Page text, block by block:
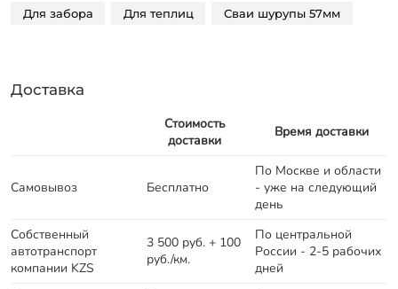
Для забора Для теплиц Сваи шурупы 57мм
Доставка
Стоимость
доставки
Время доставки
Самовывоз Бесплатно
По Москве и области
- уже на следующий
день
Собственный
автотранспорт
компании KZS
3 500 руб. + 100
руб./км.
По центральной
России - 2-5 рабочих
дней